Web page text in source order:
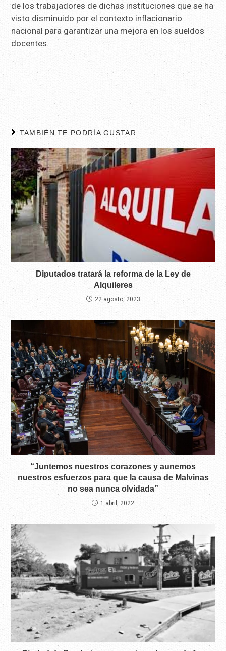
de los trabajadores de dichas instituciones que se ha
visto disminuido por el contexto inflacionario
nacional para garantizar una mejora en los sueldos
docentes.
TAMBIÉN TE PODRÍA GUSTAR
Diputados tratará la reforma de la Ley de
Alquileres
22 agosto, 2023
“Juntemos nuestros corazones y aunemos
nuestros esfuerzos para que la causa de Malvinas
no sea nunca olvidada”
1 abril, 2022